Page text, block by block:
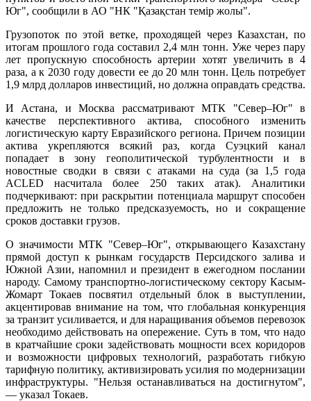
Юг", сообщили в АО "НК "Қазақстан темір жолы".
Грузопоток по этой ветке, проходящей через Казахстан, по
итогам прошлого года составил 2,4 млн тонн. Уже через пару
лет пропускную способность артерии хотят увеличить в 4
раза, а к 2030 году довести ее до 20 млн тонн. Цель потребует
1,9 млрд долларов инвестиций, но должна оправдать средства.
И Астана, и Москва рассматривают МТК "Север–Юг" в
качестве перспективного актива, способного изменить
логистическую карту Евразийского региона. Причем позиции
актива укрепляются всякий раз, когда Суэцкий канал
попадает в зону геополитической турбулентности и в
новостные сводки в связи с атаками на суда (за 1,5 года
ACLED насчитала более 250 таких атак). Аналитики
подчеркивают: при раскрытии потенциала маршрут способен
предложить не только предсказуемость, но и сокращение
сроков доставки грузов.
О значимости МТК "Север–Юг", открывающего Казахстану
прямой доступ к рынкам государств Персидского залива и
Южной Азии, напомнил и президент в ежегодном послании
народу. Самому транспортно-логистическому сектору Касым-
Жомарт Токаев посвятил отдельный блок в выступлении,
акцентировав внимание на том, что глобальная конкуренция
за транзит усиливается, и для наращивания объемов перевозок
необходимо действовать на опережение. Суть в том, что надо
в кратчайшие сроки задействовать мощности всех коридоров
и возможности цифровых технологий, разработать гибкую
тарифную политику, активизировать усилия по модернизации
инфраструктуры. "Нельзя останавливаться на достигнутом",
— указал Токаев.